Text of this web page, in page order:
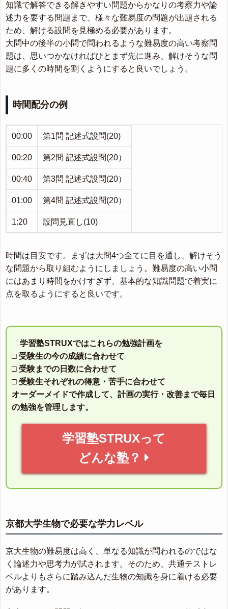
知識で解答できる解きやすい問題からかなりの考察力や論
述力を要する問題まで、様々な難易度の問題が出題される
ため、解ける設問を見極める必要があります。
大問中の後半の小問で問われるような難易度の高い考察問
題は、思いつかなければひとまず先に進み、解けそうな問
題に多くの時間を割くようにすると良いでしょう。
時間配分の例
00:00 第1問 記述式設問(20)
00:20 第2問 記述式設問(20）
00:40 第3問 記述式設問(20）
01:00 第4問 記述式設問(20）
1:20 設問見直し(10)
時間は目安です。まずは大問4つ全てに目を通し、解けそう
な問題から取り組むようにしましょう。難易度の高い小問
にはあまり時間をかけすぎず、基本的な知識問題で着実に
点を取るようにすると良いです。
学習塾STRUXではこれらの勉強計画を
□ 受験生の今の成績に合わせて
□ 受験までの日数に合わせて
□ 受験生それぞれの得意・苦手に合わせて
オーダーメイドで作成して、計画の実行・改善まで毎日
の勉強を管理します。
学習塾STRUXって
どんな塾？
京都大学生物で必要な学力レベル
京大生物の難易度は高く、単なる知識が問われるのではな
く論述力や思考力が試されます。そのため、共通テストレ
ベルよりもさらに踏み込んだ生物の知識を身に着ける必要
があります。